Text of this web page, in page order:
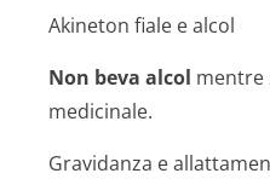
Akineton fiale e alcol
Non beva alcol mentre
medicinale.
Gravidanza e